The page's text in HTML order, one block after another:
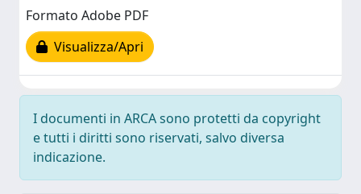
Formato Adobe PDF
Visualizza/Apri
I documenti in ARCA sono protetti da copyright
e tutti i diritti sono riservati, salvo diversa
indicazione.